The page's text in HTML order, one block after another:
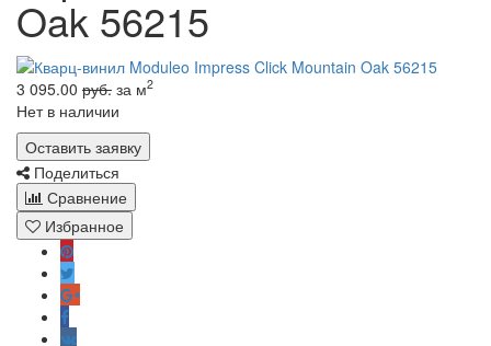
Oak 56215
3 095.00 руб. за м2
Нет в наличии
Оставить заявку
Поделиться
Сравнение
Избранное